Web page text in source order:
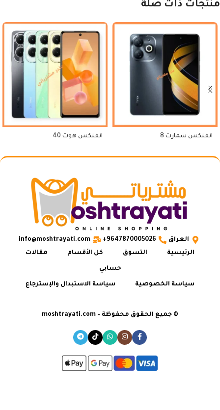
منتجات ذات صلة
انفنكس سمارت 8 انفنكس هوت 40
العراق 9647870005026+
info@moshtrayati.com
الرئيسية
التسوق كل الأقسام مقالات
حسابي
سياسة الخصوصية سياسة الاستبدال والإسترجاع
© جميع الحقوق محفوظة – moshtrayati.com